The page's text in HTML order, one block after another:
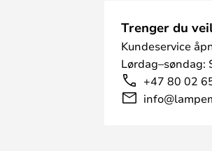
Trenger du
Kundeservice
Lørdag–søndag:
+47 80 02